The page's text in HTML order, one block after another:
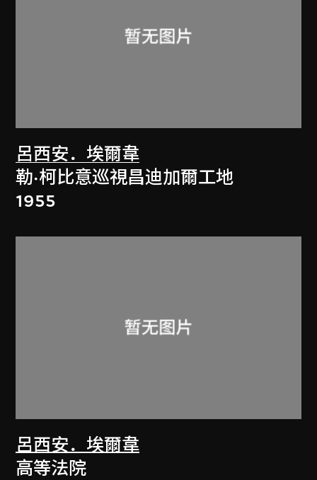
呂西安．埃爾韋
勒·柯比意巡視昌迪加爾工地
1955
呂西安．埃爾韋
高等法院